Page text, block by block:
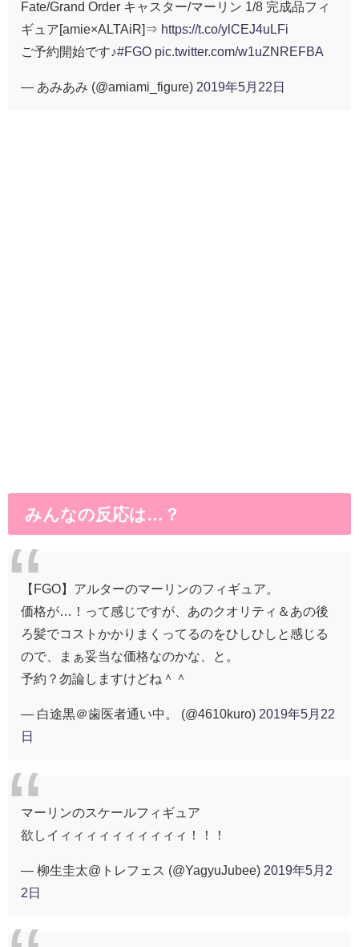
Fate/Grand Order キャスター/マーリン 1/8 完成品フィ
ギュア[amie×ALTAiR]⇒ https://t.co/ylCEJ4uLFi
ご予約開始です♪#FGO pic.twitter.com/w1uZNREFBA
— あみあみ (@amiami_figure) 2019年5月22日
みんなの反応は…？
【FGO】アルターのマーリンのフィギュア。
価格が…！って感じですが、あのクオリティ＆あの後
ろ髪でコストかかりまくってるのをひしひしと感じる
ので、まぁ妥当な価格なのかな、と。
予約？勿論しますけどね＾＾
— 白途黒＠歯医者通い中。 (@4610kuro) 2019年5月22
日
マーリンのスケールフィギュア
欲しイィィィィィィィィィィ！！！
— 柳生圭太@トレフェス (@YagyuJubee) 2019年5月2
2日